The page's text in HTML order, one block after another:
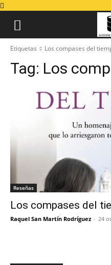
Etiquetas Los compases del
Tag: Los
Reseñas
Los compases del
Raquel San Martín Rodríguez - 24